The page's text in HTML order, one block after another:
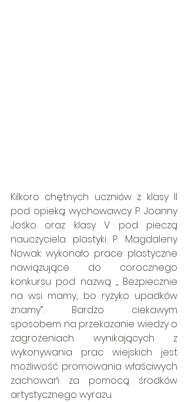
Kilkoro chętnych uczniów z klasy II
pod opieką wychowawcy P. Joanny
Jośko oraz klasy V pod pieczą
nauczyciela plastyki P. Magdaleny
Nowak wykonało prace plastyczne
nawiązujące do corocznego
konkursu pod nazwą ,, Bezpiecznie
na wsi mamy, bo ryzyko upadków
znamy”. Bardzo ciekawym
sposobem na przekazanie wiedzy o
zagrożeniach wynikających z
wykonywania prac wiejskich jest
możliwość promowania właściwych
zachowań za pomocą środków
artystycznego wyrazu.